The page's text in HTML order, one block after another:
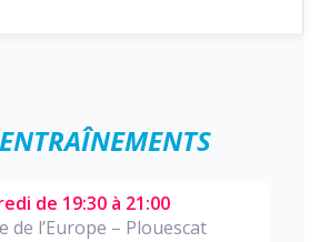
de 19:30 à 21:00
de l’Europe – Plouescat